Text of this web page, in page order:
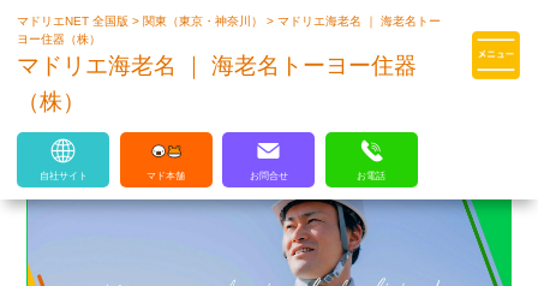
マドリエはLIXILの厳しい基準を
マドリエNET 全国版> 関東（東京・神奈川）>マドリエ海老名 ｜ 海老名トー
ヨー住器（株）
マドリエ海老名 ｜ 海老名トーヨー住器
（株）
自社サイト マド本舗 お問合せ お電話